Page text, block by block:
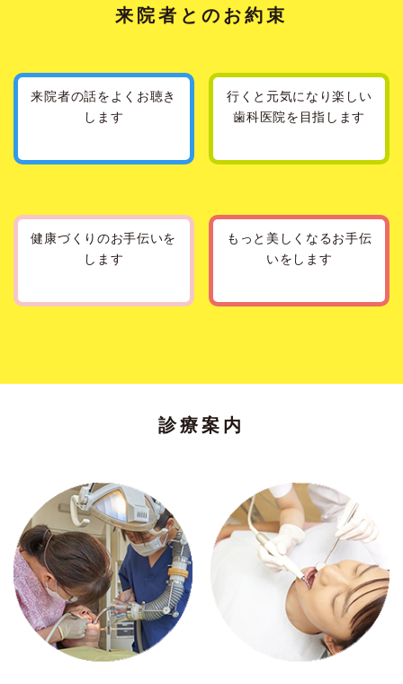
来院者とのお約束
来院者の話を よくお聴き
します
行くと元気になり楽しい
歯科医院を 目指します
健康づくりのお手伝いを
します
もっと美しくなるお手伝
いをします
診療案内